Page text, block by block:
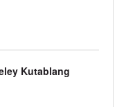
Kutablang